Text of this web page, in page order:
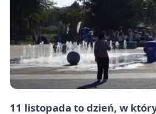
11 listopada to dzień, w